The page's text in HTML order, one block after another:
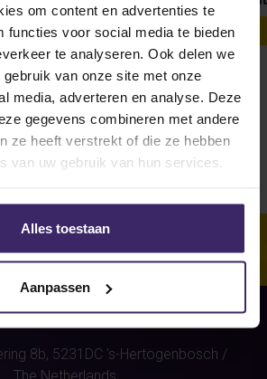
om content en advertenties te
functies voor social media te bieden
te analyseren. Ook delen we
van onze site met onze
media, adverteren en analyse. Deze
gegevens combineren met andere
ze heeft verstrekt of die ze hebben
van uw gebruik van hun services.
Alles toestaan
Aanpassen
for this athlete
were no stories
8b, 5231DC 's-Hertogenbosch /